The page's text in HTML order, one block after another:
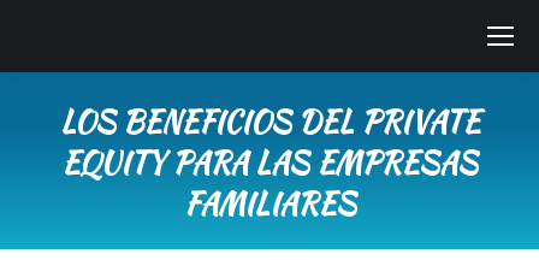
LOS BENEFICIOS DEL PRIVATE
EQUITY PARA LAS EMPRESAS
FAMILIARES